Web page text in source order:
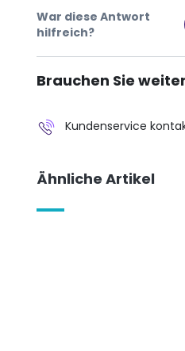
War diese Antwort
hilfreich?
Brauchen Sie
Kundenservice
Ähnliche Artikel